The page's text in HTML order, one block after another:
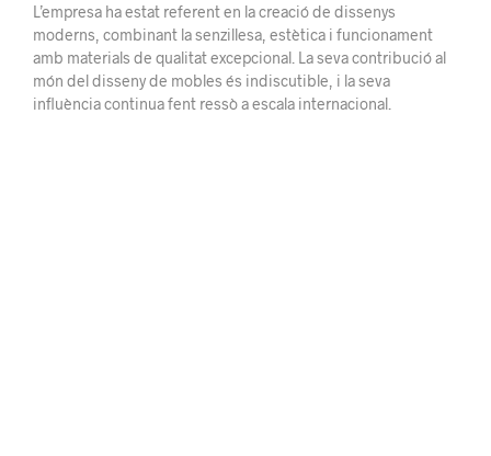
L’empresa ha estat referent en la creació de dissenys
moderns, combinant la senzillesa, estètica i funcionament
amb materials de qualitat excepcional. La seva contribució al
món del disseny de mobles és indiscutible, i la seva
influència continua fent ressò a escala internacional.